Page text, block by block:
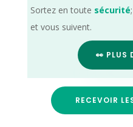
Sortez en toute sécurité
et vous suivent.
👀 PLUS
RECEVOIR